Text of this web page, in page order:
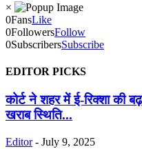
×
0FansLike
0FollowersFollow
0SubscribersSubscribe
EDITOR PICKS
कोर्ट ने शहर में ई-रिक्शा की
खराब स्थिति...
Editor - July 9, 2025